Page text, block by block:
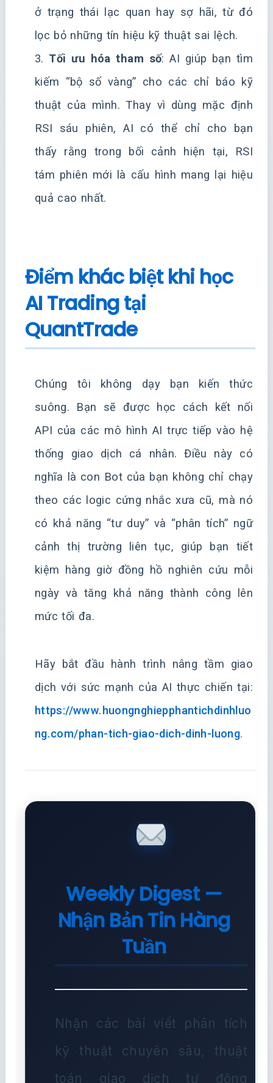
ở trạng thái lạc quan hay sợ hãi, từ đó
lọc bỏ những tín hiệu kỹ thuật sai lệch.
3. Tối ưu hóa tham số: AI giúp bạn tìm
kiếm “bộ số vàng” cho các chỉ báo kỹ
thuật của mình. Thay vì dùng mặc định
RSI sáu phiên, AI có thể chỉ cho bạn
thấy rằng trong bối cảnh hiện tại, RSI
tám phiên mới là cấu hình mang lại hiệu
quả cao nhất.
Điểm khác biệt khi học
AI Trading tại
QuantTrade
Chúng tôi không dạy bạn kiến thức
suông. Bạn sẽ được học cách kết nối
API của các mô hình AI trực tiếp vào hệ
thống giao dịch cá nhân. Điều này có
nghĩa là con Bot của bạn không chỉ chạy
theo các logic cứng nhắc xưa cũ, mà nó
có khả năng “tư duy” và “phân tích” ngữ
cảnh thị trường liên tục, giúp bạn tiết
kiệm hàng giờ đồng hồ nghiên cứu mỗi
ngày và tăng khả năng thành công lên
mức tối đa.
Hãy bắt đầu hành trình nâng tầm giao
dịch với sức mạnh của AI thực chiến tại:
https://www.huongnghiepphantichdinhluo
ng.com/phan-tich-giao-dich-dinh-luong.
Weekly Digest —
Nhận Bản Tin Hàng
Tuần
Nhận các bài viết phân tích
kỹ thuật chuyên sâu, thuật
toán giao dịch tự động